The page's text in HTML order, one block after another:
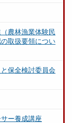
農林漁業体験民
取扱要領につい
保全検討委員会
ー養成講座